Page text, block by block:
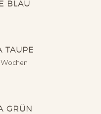
BLAU
TAUPE
GRÜN